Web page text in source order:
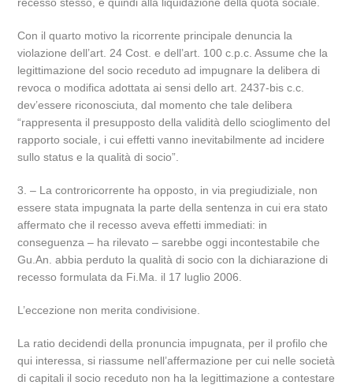
Con il quarto motivo la ricorrente principale denuncia la
violazione dell’art. 24 Cost. e dell’art. 100 c.p.c. Assume che la
legittimazione del socio receduto ad impugnare la delibera di
revoca o modifica adottata ai sensi dello art. 2437-bis c.c.
dev’essere riconosciuta, dal momento che tale delibera
“rappresenta il presupposto della validità dello scioglimento del
rapporto sociale, i cui effetti vanno inevitabilmente ad incidere
sullo status e la qualità di socio”.
3. – La controricorrente ha opposto, in via pregiudiziale, non
essere stata impugnata la parte della sentenza in cui era stato
affermato che il recesso aveva effetti immediati: in
conseguenza – ha rilevato – sarebbe oggi incontestabile che
Gu.An. abbia perduto la qualità di socio con la dichiarazione di
recesso formulata da Fi.Ma. il 17 luglio 2006.
L’eccezione non merita condivisione.
La ratio decidendi della pronuncia impugnata, per il profilo che
qui interessa, si riassume nell’affermazione per cui nelle società
di capitali il socio receduto non ha la legittimazione a contestare